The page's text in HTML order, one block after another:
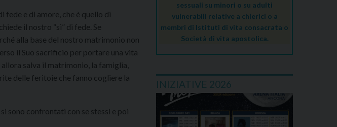
fede e di amore, che è quello di
il nostro “sì” di fede. Se
alla base del nostro matrimonio non
il Suo sacrificio per portare una vita
salva il matrimonio, la famiglia,
delle feritoie che fanno cogliere la
si sono confrontati con se stessi e poi
sessuali su minori o su adulti
vulnerabili relative a chierici o a
membri di Istituti di vita consacrata o
Società di vita apostolica.
INIZIATIVE 2026